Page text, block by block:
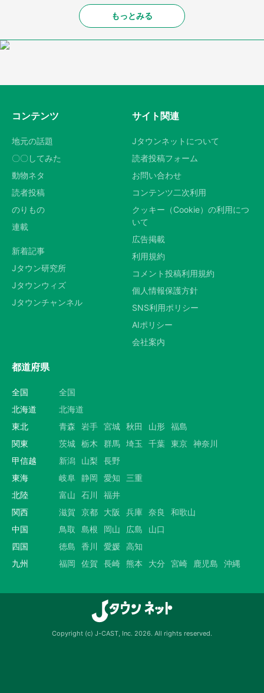
もっとみる
コンテンツ
地元の話題
〇〇してみた
動物ネタ
読者投稿
のりもの
連載
新着記事
Jタウン研究所
Jタウンウィズ
Jタウンチャンネル
サイト関連
Jタウンネットについて
読者投稿フォーム
お問い合わせ
コンテンツ二次利用
クッキー（Cookie）の利用につ
いて
広告掲載
利用規約
コメント投稿利用規約
個人情報保護方針
SNS利用ポリシー
AIポリシー
会社案内
都道府県
全国
全国
北海道
北海道
東北
青森 岩手 宮城 秋田 山形 福島
関東
茨城 栃木 群馬 埼玉 千葉 東京 神奈川
甲信越
新潟 山梨
長野
東海
岐阜 静岡 愛知
三重
北陸
富山 石川
福井
関西
滋賀 京都 大阪 兵庫 奈良
和歌山
中国
鳥取 島根 岡山 広島
山口
四国
徳島 香川 愛媛 高知
九州
福岡 佐賀 長崎 熊本 大分 宮崎 鹿児島 沖縄
Copyright (c) J-CAST, Inc. 2026. All rights reserved.